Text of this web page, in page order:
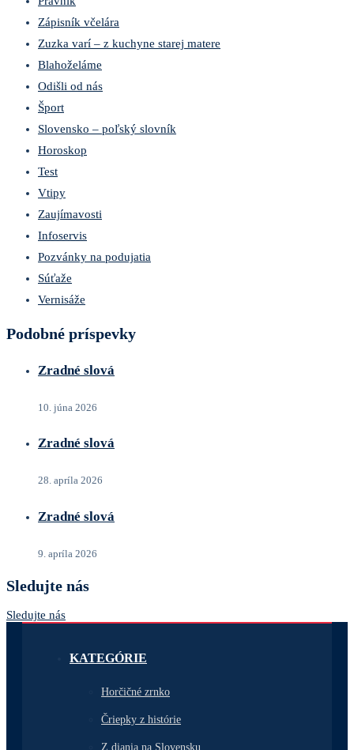
Zápisník včelára
Zuzka varí – z kuchyne starej matere
Blahoželáme
Odišli od nás
Šport
Slovensko – poľský slovník
Horoskop
Test
Vtipy
Zaujímavosti
Infoservis
Pozvánky na podujatia
Súťaže
Vernisáže
Podobné príspevky
Zradné slová
10. júna 2026
Zradné slová
28. apríla 2026
Zradné slová
9. apríla 2026
Sledujte nás
Sledujte nás
KATEGÓRIE
Horčičné zrnko
Čriepky z histórie
Z diania na Slovensku